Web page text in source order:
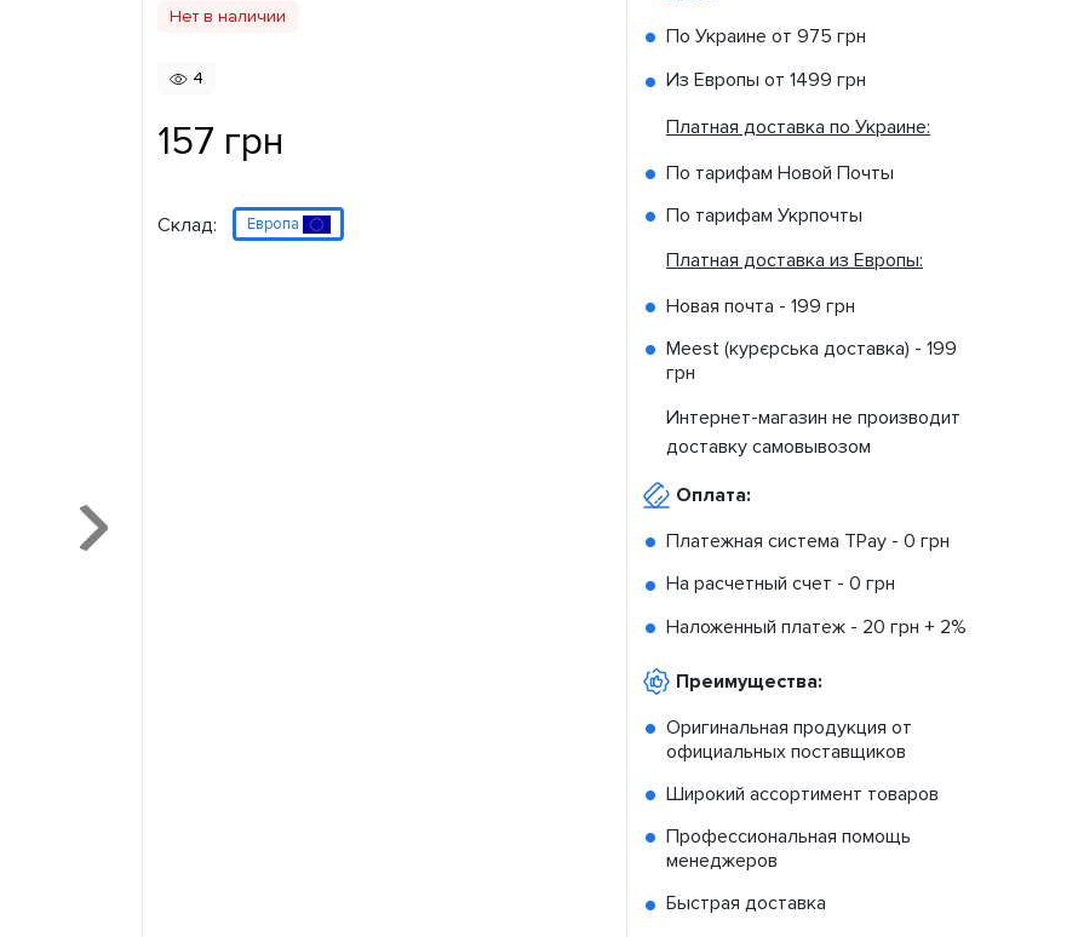
Нет в наличии
4
157 грн
Склад: Европа
По Украине от 975 грн
Из Европы от 1499 грн
Платная доставка по Украине:
По тарифам Новой Почты
По тарифам Укрпочты
Платная доставка из Европы:
Новая почта - 199 грн
Meest (курєрська доставка) - 199
грн
Интернет-магазин не производит
доставку самовывозом
Оплата:
Платежная система TPay - 0 грн
На расчетный счет - 0 грн
Наложенный платеж - 20 грн + 2%
Преимущества:
Оригинальная продукция от
официальных поставщиков
Широкий ассортимент товаров
Профессиональная помощь
менеджеров
Быстрая доставка